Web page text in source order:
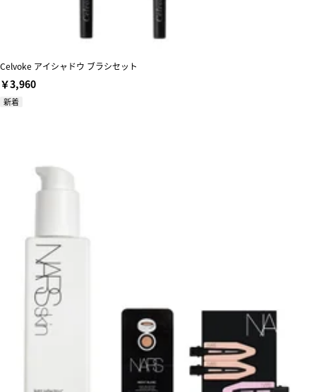
Celvoke アイシャドウ ブラシセット
￥3,960
新着